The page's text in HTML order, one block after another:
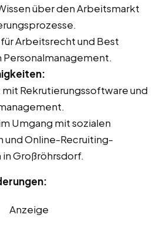
über den Arbeitsmarkt
Arbeitsrecht und Best
Personalmanagement.
Rekrutierungssoftware und
Umgang mit sozialen
und Online-Recruiting-
Großröhrsdorf.
Anzeige